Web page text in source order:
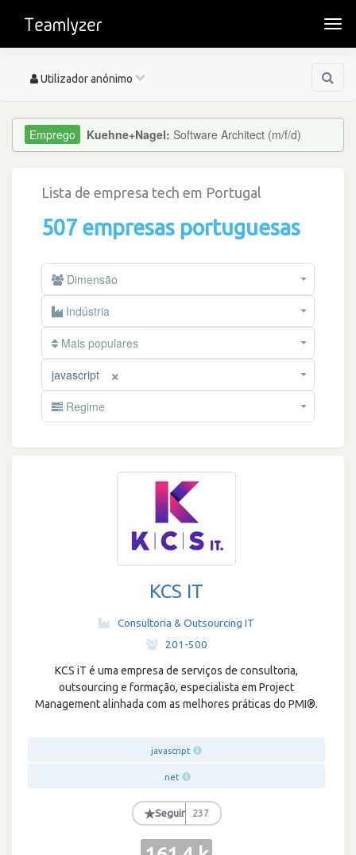
Toggle
Utilizador anónimo
Kuehne+Nagel: Software Architect (m/f/d)
Lista de empresa tech em Portugal
507 empresas portuguesas
Dimensão
Indústria
Mais populares
×
javascript
Regime
KCS IT
Consultoria & Outsourcing IT
201-500
KCS iT é uma empresa de serviços de consultoria,
outsourcing e formação, especialista em Project
Management alinhada com as melhores práticas do PMI®.
javascript
.net
★Seguir 237